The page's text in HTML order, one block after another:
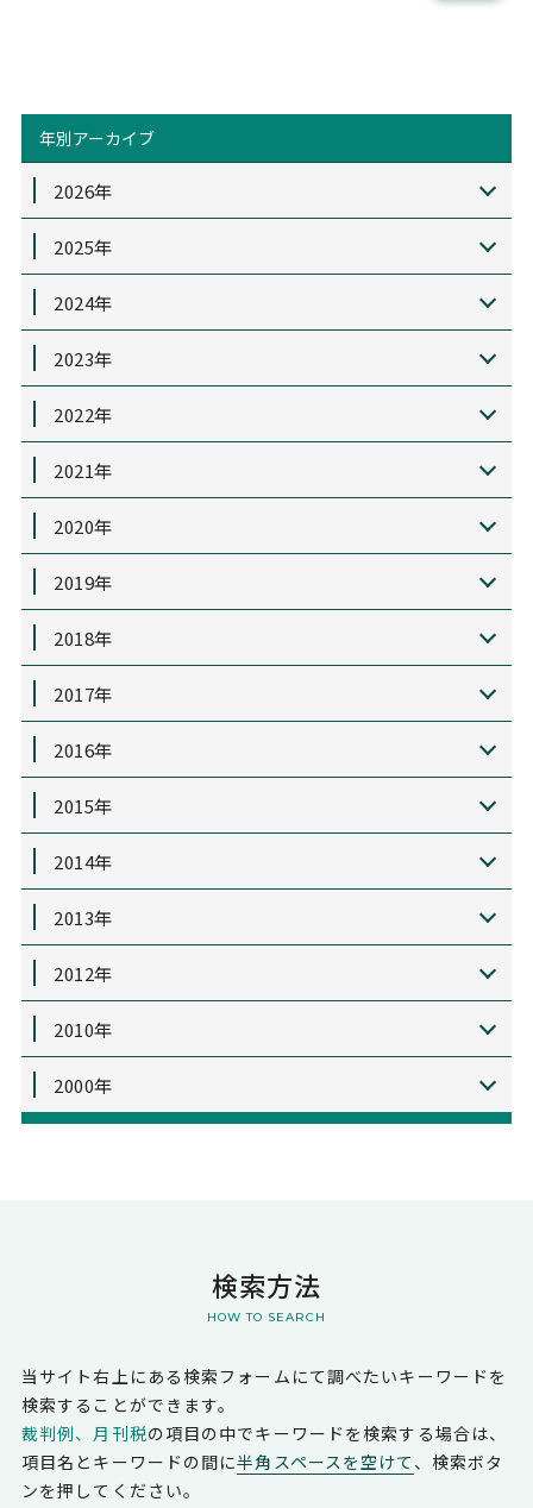
年別アーカイブ
2026年
2025年
2024年
2023年
2022年
2021年
2020年
2019年
2018年
2017年
2016年
2015年
2014年
2013年
2012年
2010年
2000年
検索方法
HOW TO SEARCH
当サイト右上にある検索フォームにて調べたいキーワードを
検索することができます。
裁判例、月刊税の項目の中でキーワードを検索する場合は、
項目名とキーワードの間に半角スペースを空けて 、検索ボタ
ンを押してください。